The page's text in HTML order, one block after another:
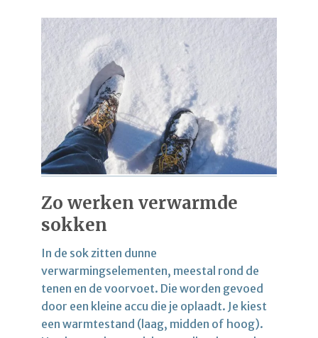
Zo werken verwarmde
sokken
In de sok zitten dunne
verwarmingselementen, meestal rond de
tenen en de voorvoet. Die worden gevoed
door een kleine accu die je oplaadt. Je kiest
een warmtestand (laag, midden of hoog).